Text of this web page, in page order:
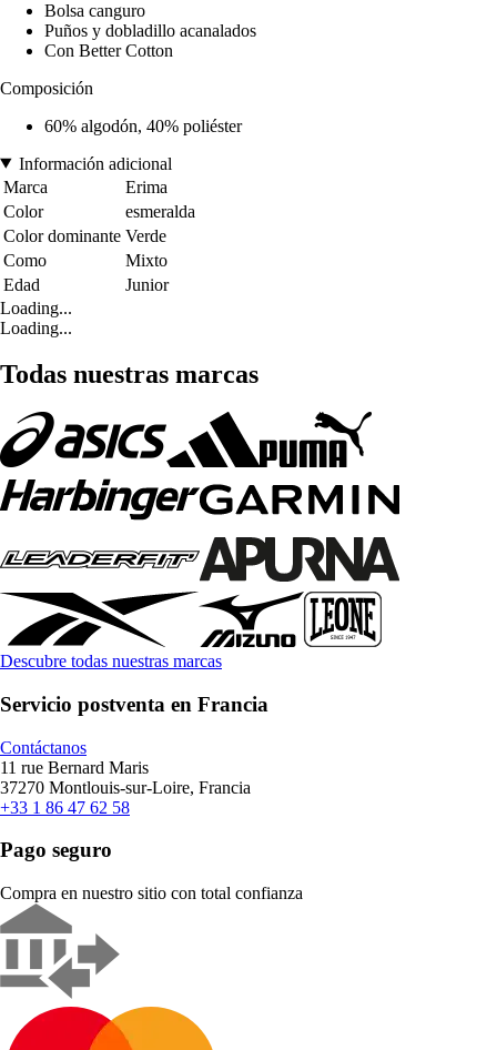
Bolsa canguro
Puños y dobladillo acanalados
Con Better Cotton
Composición
60% algodón, 40% poliéster
Información adicional
Marca
Erima
Color
esmeralda
Color dominante Verde
Como
Mixto
Edad
Junior
Loading...
Loading...
Todas nuestras marcas
Descubre todas nuestras marcas
Servicio postventa en Francia
Contáctanos
11 rue Bernard Maris
37270 Montlouis-sur-Loire, Francia
+33 1 86 47 62 58
Pago seguro
Compra en nuestro sitio con total confianza